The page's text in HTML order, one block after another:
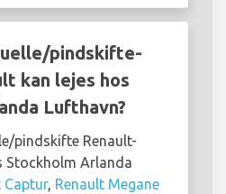
pindskifte-
kan lejes hos
Lufthavn?
pindskifte Renault-
Stockholm Arlanda
Captur, Renault Megane